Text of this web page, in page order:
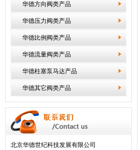
华德方向阀类产品
华德压力阀类产品
华德比例阀类产品
华德流量阀类产品
华德柱塞泵马达产品
华德其它阀类产品
北京华德世纪科技发展有限公司